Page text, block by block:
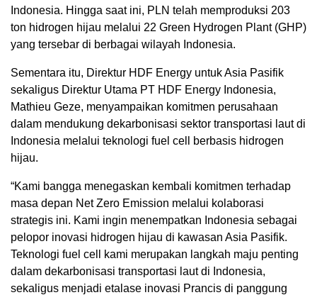
Indonesia. Hingga saat ini, PLN telah memproduksi 203
ton hidrogen hijau melalui 22 Green Hydrogen Plant (GHP)
yang tersebar di berbagai wilayah Indonesia.
Sementara itu, Direktur HDF Energy untuk Asia Pasifik
sekaligus Direktur Utama PT HDF Energy Indonesia,
Mathieu Geze, menyampaikan komitmen perusahaan
dalam mendukung dekarbonisasi sektor transportasi laut di
Indonesia melalui teknologi fuel cell berbasis hidrogen
hijau.
“Kami bangga menegaskan kembali komitmen terhadap
masa depan Net Zero Emission melalui kolaborasi
strategis ini. Kami ingin menempatkan Indonesia sebagai
pelopor inovasi hidrogen hijau di kawasan Asia Pasifik.
Teknologi fuel cell kami merupakan langkah maju penting
dalam dekarbonisasi transportasi laut di Indonesia,
sekaligus menjadi etalase inovasi Prancis di panggung